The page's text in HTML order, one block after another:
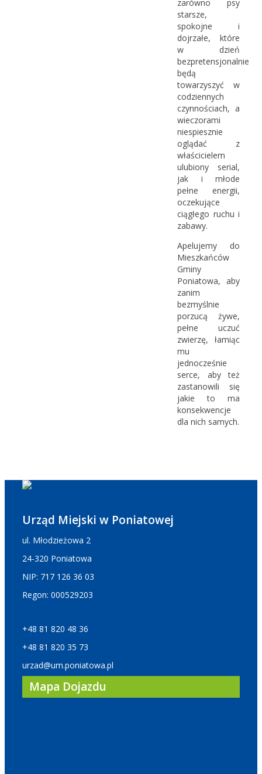
zarówno psy
starsze,
spokojne i
dojrzałe, które
w dzień
bezpretensjonalnie
będą
towarzyszyć w
codziennych
czynnościach, a
wieczorami
niespiesznie
oglądać z
właścicielem
ulubiony serial,
jak i młode
pełne energii,
oczekujące
ciągłego ruchu i
zabawy.
Apelujemy do
Mieszkańców
Gminy
Poniatowa, aby
zanim
bezmyślnie
porzucą żywe,
pełne uczuć
zwierzę, łamiąc
mu
jednocześnie
serce, aby też
zastanowili się
jakie to ma
konsekwencje
dla nich samych.
Urząd Miejski w Poniatowej
ul. Młodzieżowa 2
24-320 Poniatowa
NIP: 717 126 36 03
Regon: 000529203
+48 81 820 48 36
+48 81 820 35 73
urzad@um.poniatowa.pl
Mapa Dojazdu